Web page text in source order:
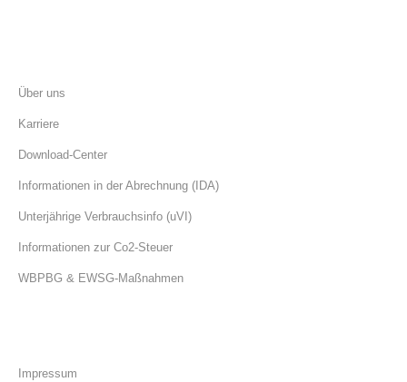
Über uns
Karriere
Download-Center
Informationen in der Abrechnung (IDA)
Unterjährige Verbrauchsinfo (uVI)
Informationen zur Co2-Steuer
WBPBG & EWSG-Maßnahmen
Impressum